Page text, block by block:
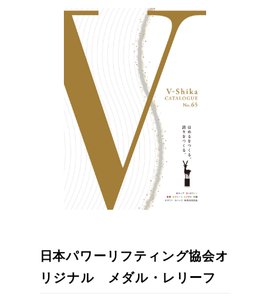
日本パワーリフティング協会オ
リジナル メダル・レリーフ